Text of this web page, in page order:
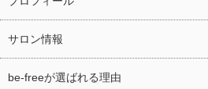
サロン情報
be-freeが選ばれる理由